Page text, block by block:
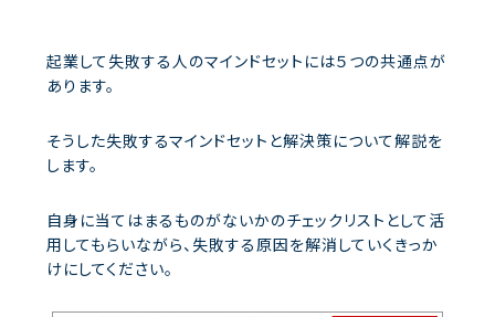
起業して失敗する人のマインドセットには５つの共通点が
あります。
そうした失敗するマインドセットと解決策について解説を
します。
自身に当てはまるものがないかのチェックリストとして活
用してもらいながら、失敗する原因を解消していくきっか
けにしてください。